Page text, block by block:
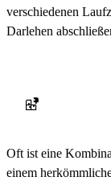
verschiedenen
Darlehen
Oft ist eine
einem